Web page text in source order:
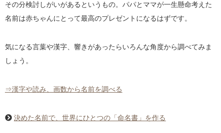
その分検討しがいがあるというもの。パパとママが一生懸命考えた
名前は赤ちゃんにとって最高のプレゼントになるはずです。
気になる言葉や漢字、響きがあったらいろんな角度から調べてみま
しょう。
⇒漢字や読み、画数から名前を調べる
決めた名前で、世界にひとつの「命名書」を作る